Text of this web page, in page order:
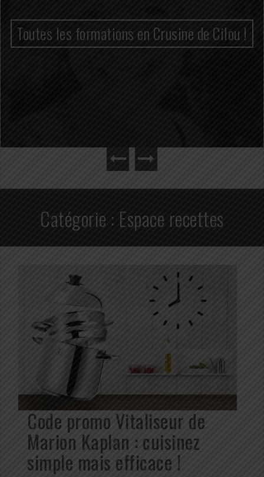
Toutes les formations en Crusine de Cilou !
Catégorie : Espace recettes
Code promo Vitaliseur de
Marion Kaplan : cuisinez
simple mais efficace !